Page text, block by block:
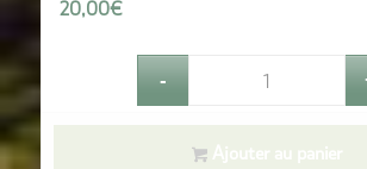
20,00€
Ajouter au panier